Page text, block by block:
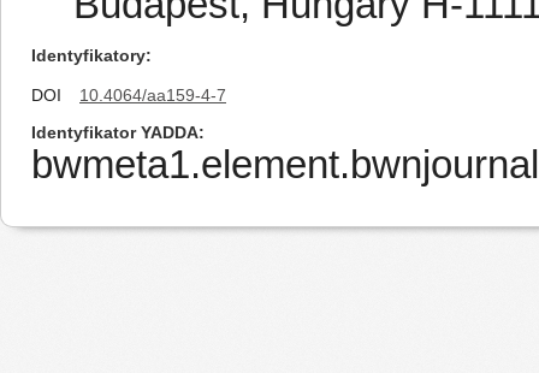
Identyfikatory
DOI
10.4064/aa159-4-7
Identyfikator YADDA